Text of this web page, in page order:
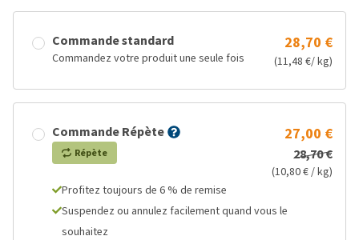
Commande standard
Commandez votre produit une seule fois
28,70 €
(11,48 €/ kg)
Commande Répète
Répète
27,00 €
28,70 €
(10,80 € / kg)
Profitez toujours de 6 % de remise
Suspendez ou annulez facilement quand vous le
souhaitez